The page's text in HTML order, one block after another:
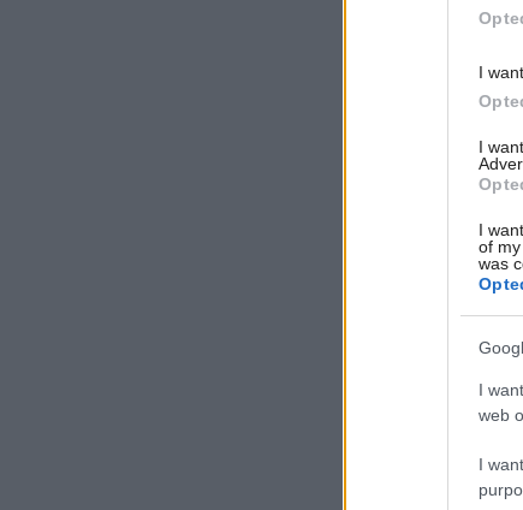
I
I
I
of
was
I
web
I